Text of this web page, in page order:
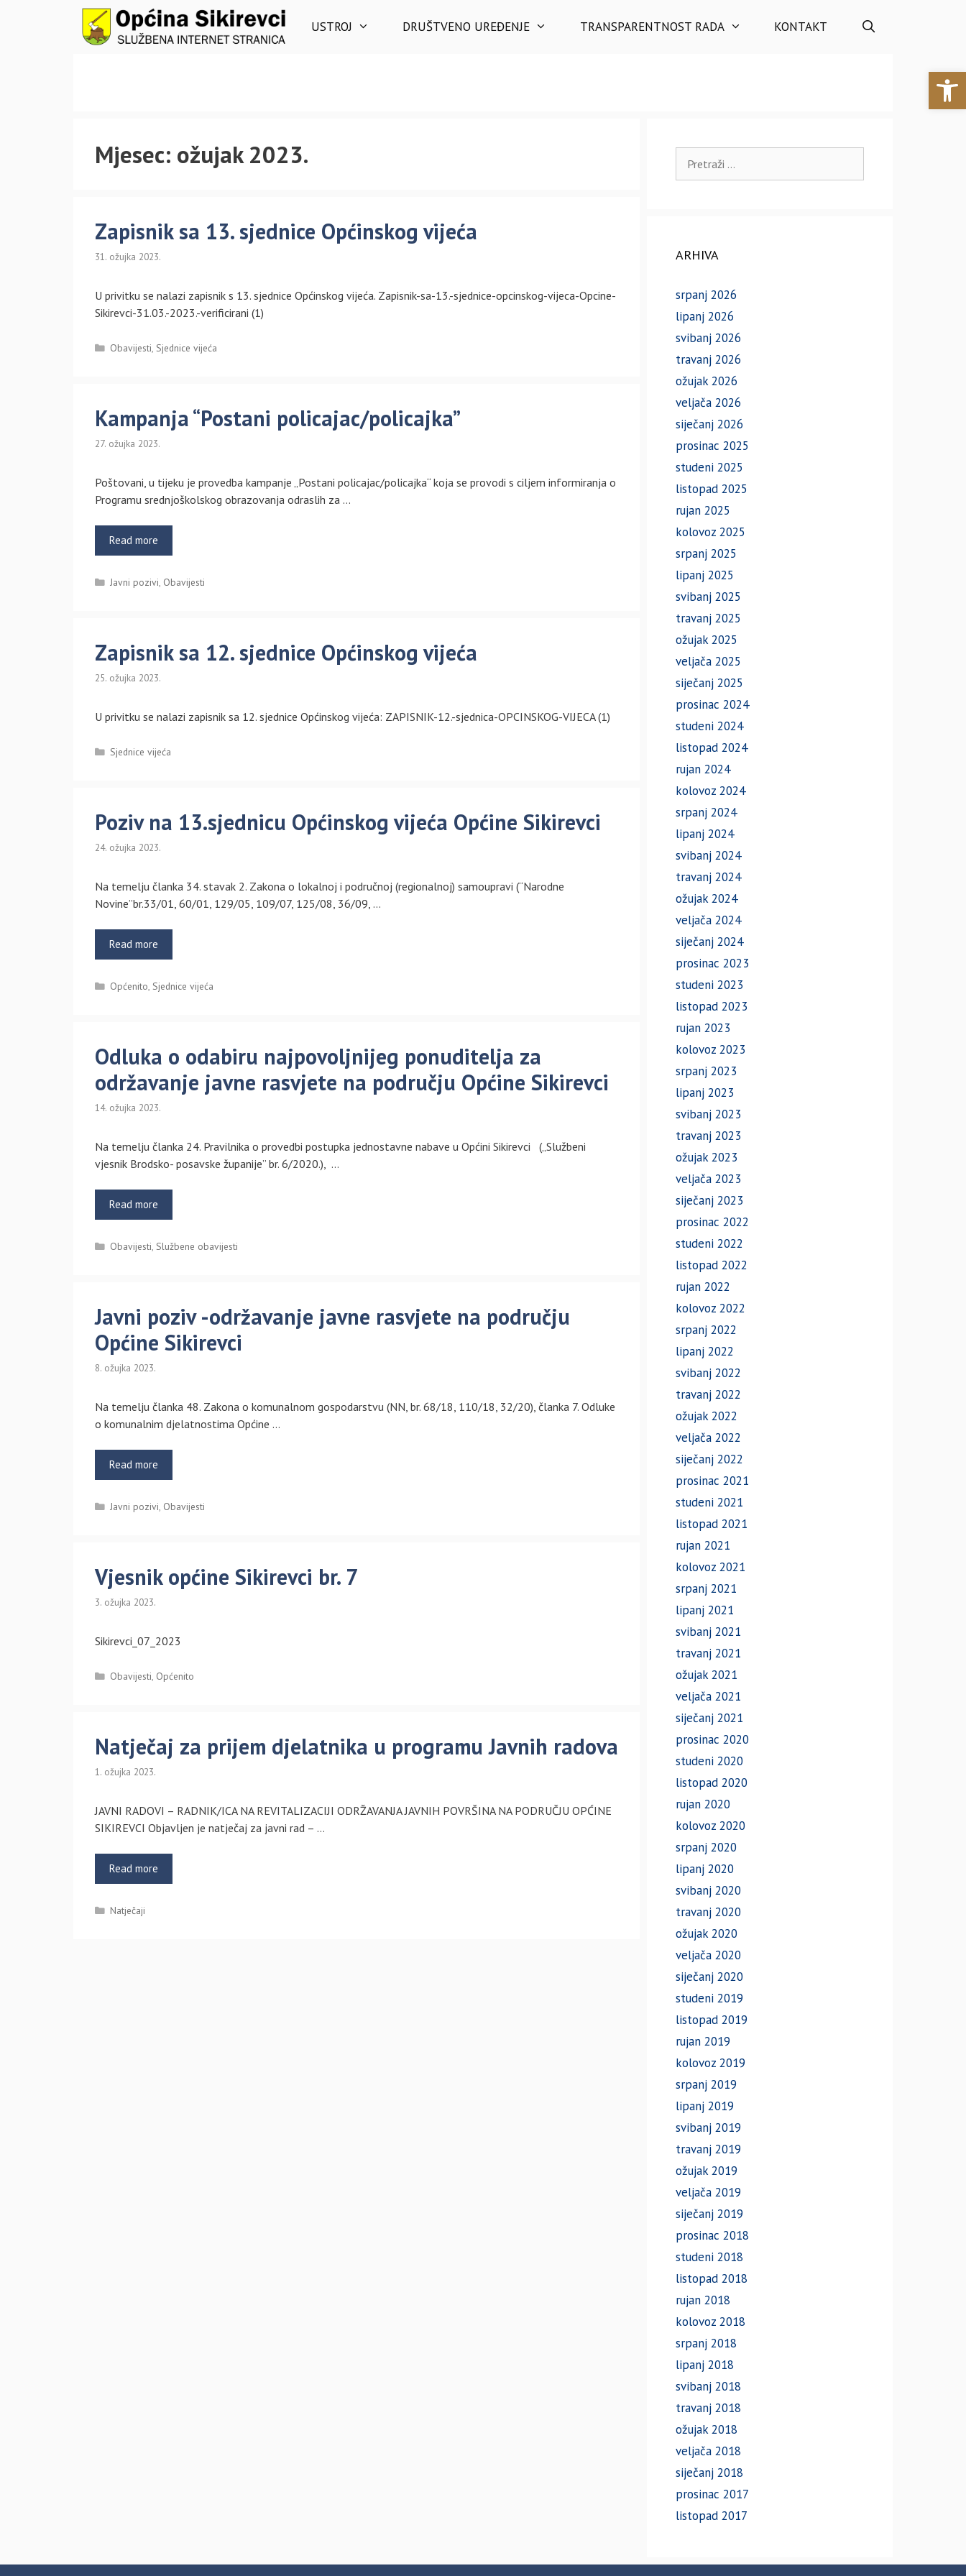
USTROJ DRUŠTVENO UREĐENJE TRANSPARENTNOST RADA KONTAKT
Mjesec: ožujak 2023.
Zapisnik sa 13. sjednice Općinskog vijeća
31. ožujka 2023.
U privitku se nalazi zapisnik s 13. sjednice Općinskog vijeća. Zapisnik-sa-13.-sjednice-opcinskog-vijeca-Opcine-
Sikirevci-31.03.-2023.-verificirani (1)
Kategorije
Obavijesti,Sjednice vijeća
Kampanja “Postani policajac/policajka”
27. ožujka 2023.
Poštovani, u tijeku je provedba kampanje „Postani policajac/policajka“ koja se provodi s ciljem informiranja o
Programu srednjoškolskog obrazovanja odraslih za …
Read more
Kategorije
Javni pozivi, Obavijesti
Zapisnik sa 12. sjednice Općinskog vijeća
25. ožujka 2023.
U privitku se nalazi zapisnik sa 12. sjednice Općinskog vijeća: ZAPISNIK-12.-sjednica-OPCINSKOG-VIJECA (1)
Kategorije
Sjednice vijeća
Poziv na 13.sjednicu Općinskog vijeća Općine Sikirevci
24. ožujka 2023.
Na temelju članka 34. stavak 2. Zakona o lokalnoj i područnoj (regionalnoj) samoupravi (“Narodne
Novine”br.33/01, 60/01, 129/05, 109/07, 125/08, 36/09, …
Read more
Kategorije
Općenito,Sjednice vijeća
Odluka o odabiru najpovoljnijeg ponuditelja za
održavanje javne rasvjete na području Općine Sikirevci
14. ožujka 2023.
Na temelju članka 24. Pravilnika o provedbi postupka jednostavne nabave u Općini Sikirevci („Službeni
vjesnik Brodsko- posavske županije” br. 6/2020.), …
Read more
Kategorije
Obavijesti,Službene obavijesti
Javni poziv -održavanje javne rasvjete na području
Općine Sikirevci
8. ožujka 2023.
Na temelju članka 48. Zakona o komunalnom gospodarstvu (NN, br. 68/18, 110/18, 32/20), članka 7. Odluke
o komunalnim djelatnostima Općine …
Read more
Kategorije
Javni pozivi, Obavijesti
Vjesnik općine Sikirevci br. 7
3. ožujka 2023.
Sikirevci_07_2023
Kategorije
Obavijesti, Općenito
Natječaj za prijem djelatnika u programu Javnih radova
1. ožujka 2023.
JAVNI RADOVI – RADNIK/ICA NA REVITALIZACIJI ODRŽAVANJA JAVNIH POVRŠINA NA PODRUČJU OPĆINE
SIKIREVCI Objavljen je natječaj za javni rad – …
Read more
Kategorije
Natječaji
ARHIVA
srpanj 2026
lipanj 2026
svibanj 2026
travanj 2026
ožujak 2026
veljača 2026
siječanj 2026
prosinac 2025
studeni 2025
listopad 2025
rujan 2025
kolovoz 2025
srpanj 2025
lipanj 2025
svibanj 2025
travanj 2025
ožujak 2025
veljača 2025
siječanj 2025
prosinac 2024
studeni 2024
listopad 2024
rujan 2024
kolovoz 2024
srpanj 2024
lipanj 2024
svibanj 2024
travanj 2024
ožujak 2024
veljača 2024
siječanj 2024
prosinac 2023
studeni 2023
listopad 2023
rujan 2023
kolovoz 2023
srpanj 2023
lipanj 2023
svibanj 2023
travanj 2023
ožujak 2023
veljača 2023
siječanj 2023
prosinac 2022
studeni 2022
listopad 2022
rujan 2022
kolovoz 2022
srpanj 2022
lipanj 2022
svibanj 2022
travanj 2022
ožujak 2022
veljača 2022
siječanj 2022
prosinac 2021
studeni 2021
listopad 2021
rujan 2021
kolovoz 2021
srpanj 2021
lipanj 2021
svibanj 2021
travanj 2021
ožujak 2021
veljača 2021
siječanj 2021
prosinac 2020
studeni 2020
listopad 2020
rujan 2020
kolovoz 2020
srpanj 2020
lipanj 2020
svibanj 2020
travanj 2020
ožujak 2020
veljača 2020
siječanj 2020
studeni 2019
listopad 2019
rujan 2019
kolovoz 2019
srpanj 2019
lipanj 2019
svibanj 2019
travanj 2019
ožujak 2019
veljača 2019
siječanj 2019
prosinac 2018
studeni 2018
listopad 2018
rujan 2018
kolovoz 2018
srpanj 2018
lipanj 2018
svibanj 2018
travanj 2018
ožujak 2018
veljača 2018
siječanj 2018
prosinac 2017
listopad 2017